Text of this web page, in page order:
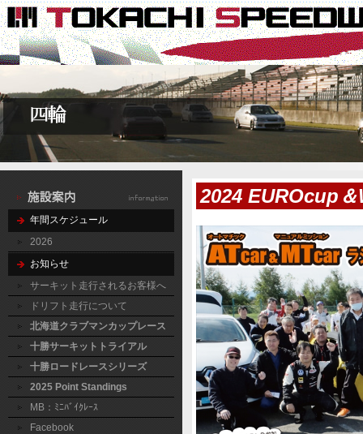
年間スケジュール
2026
お知らせ
サーキット走行されるお客様へ
ドリフト走行について
北海道クラブマンカップレース
十勝サーキットトライアル
十勝ロードレースシリーズ
2025 Point Standings
MB：ﾐﾆﾊﾞｲｸﾚｰｽ
Facebook
2024 EUROcup